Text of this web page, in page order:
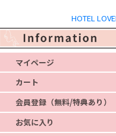
HOTEL
マイページ
カート
会員登録（無料/特典あり）
お気に入り